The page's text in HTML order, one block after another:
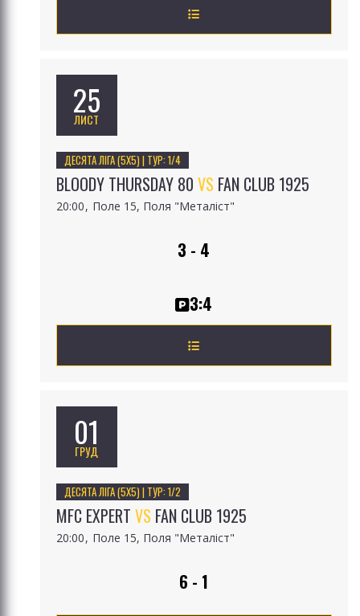
25
ЛИСТ
ДЕСЯТА ЛІГА (5Х5) | ТУР: 1/4
BLOODY THURSDAY 80 VS FAN CLUB 1925
20:00 Поле 15, Поля "Металіст"
3 - 4
3:4
01
ГРУД
ДЕСЯТА ЛІГА (5Х5) | ТУР: 1/2
MFC EXPERT VS FAN CLUB 1925
20:00 Поле 15, Поля "Металіст"
6 - 1